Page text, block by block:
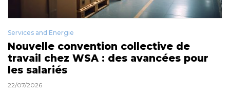
Services and Energie
Nouvelle convention collective de
travail chez WSA : des avancées pour
les salariés
22/07/2026